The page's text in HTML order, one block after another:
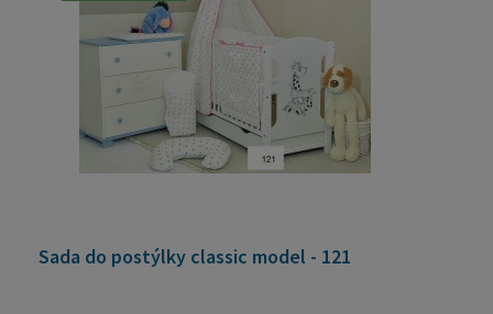
Sada do postýlky classic model - 121